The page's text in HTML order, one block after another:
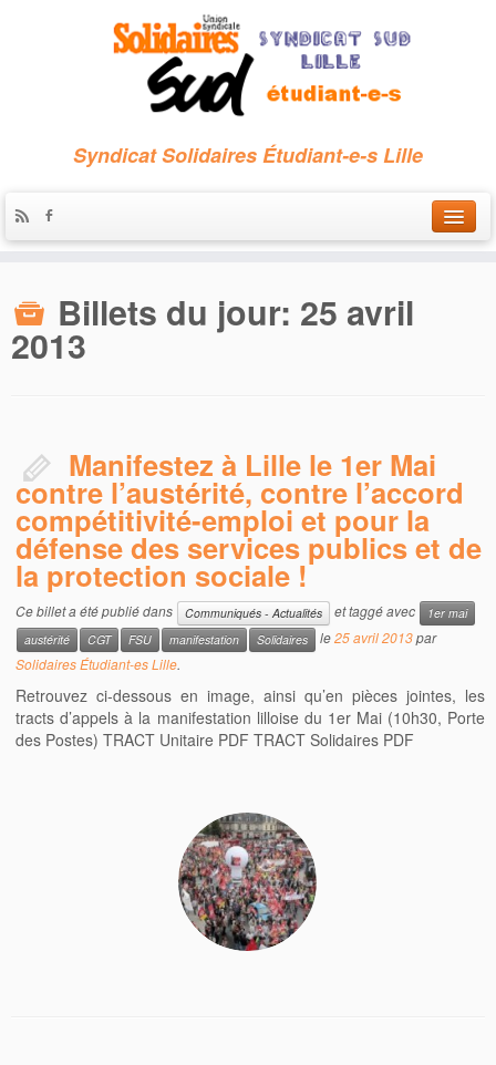
Syndicat Solidaires Étudiant-e-s Lille
Qui sommes-nous ?
Billets du jour: 25 avril
2013
Manifestez à Lille le 1er Mai
contre l’austérité, contre l’accord
compétitivité-emploi et pour la
défense des services publics et de
la protection sociale !
Ce billet a été publié dans Communiqués - Actualités et taggé avec
1er mai
austérité
CGT FSU manifestation Solidaires le25 avril 2013par
Solidaires Étudiant-es Lille.
Retrouvez ci-dessous en image, ainsi qu’en pièces jointes, les
tracts d’appels à la manifestation lilloise du 1er Mai (10h30, Porte
des Postes) TRACT Unitaire PDF TRACT Solidaires PDF